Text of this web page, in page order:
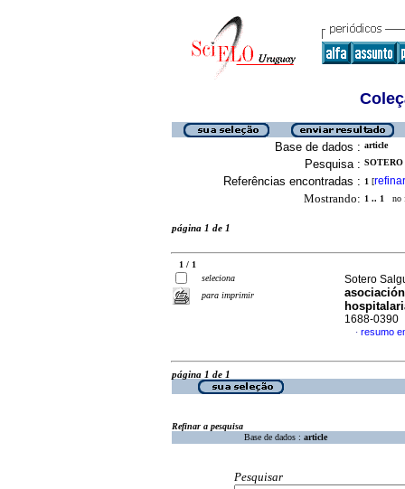
Base de dados : article
Pesquisa :
Referências encontradas : 1 [refinar
Mostrando: 1 .. 1 no
página 1 de 1
1 / 1
seleciona
para imprimir
Sotero
1688-0390
· resumo
página 1 de 1
Refinar a pesquisa
Base de dados : article
Pesquisar